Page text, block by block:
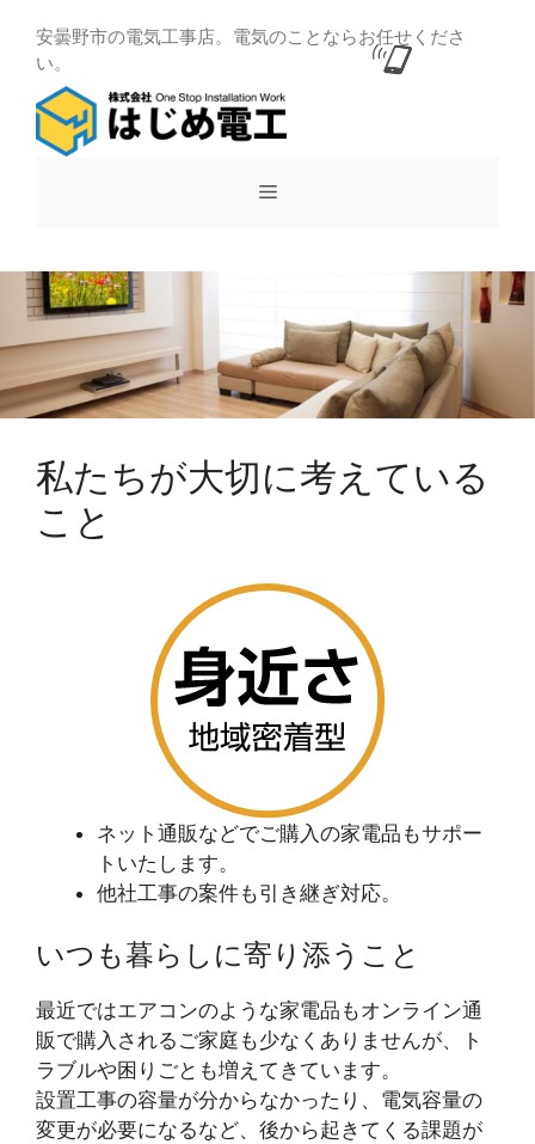
安曇野市の電気工事店。電気のことならお任せくださ
い。
メ
ュ
ー
私たちが大切に考えている
こと
ネット通販などでご購入の家電品もサポー
トいたします。
他社工事の案件も引き継ぎ対応。
いつも暮らしに寄り添うこと
最近ではエアコンのような家電品もオンライン通
販で購入されるご家庭も少なくありませんが、ト
ラブルや困りごとも増えてきています。
設置工事の容量が分からなかったり、電気容量の
変更が必要になるなど、後から起きてくる課題が